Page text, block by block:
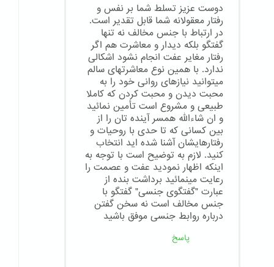
دوست عزیز تسلط شما بر نفس و
رفتار معقولانه شما قابل تقدیر است.
در ارتباط با جنس مخالف نه تنها
گفتگو بلکه دیدار و معاشرت هم اگر
رفتار مغایر عفت انجام نشود اشکالی
ندارد. با همین نوع معاشرتهای سالم
میتوانید نیازهای روانی خود را به
محبت دیدن و محبت کردن که کاملا
طبیعی و مشروع است تأمین نمائید
و ان شاءالله همسر آینده تان را از
بین کسانی که تا حدی با روحیات و
رفتارهایشان آشنا شده اید انتخاب
کنید. لازم به توضیح است با توجه به
اینکه اظهار نمودید عفت و عصمت را
رعایت مینمائید برداشت بنده از
عبارت "گفتگوی جنسی" گفتگو با
جنس مخالف است نه سخن گفتن
درباره روابط جنسی موفق باشید
پاسخ